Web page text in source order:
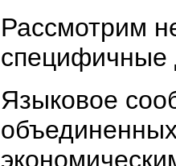
Рассмотрим
специфичные
Языковое